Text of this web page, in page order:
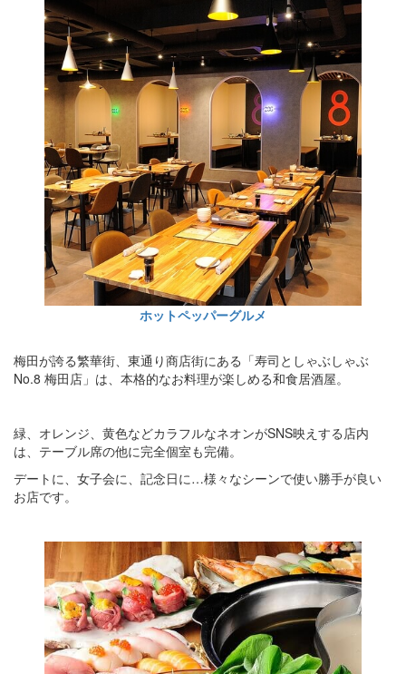
ホットペッパーグルメ
梅田が誇る繁華街、東通り商店街にある「寿司としゃぶしゃぶ
No.8 梅田店」は、本格的なお料理が楽しめる和食居酒屋。
緑、オレンジ、黄色などカラフルなネオンがSNS映えする店内
は、テーブル席の他に完全個室も完備。
デートに、女子会に、記念日に…様々なシーンで使い勝手が良い
お店です。